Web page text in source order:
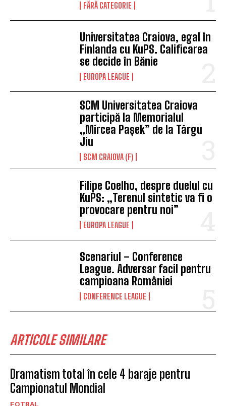
FĂRĂ CATEGORIE
Universitatea Craiova, egal în
Finlanda cu KuPS. Calificarea
se decide în Bănie
EUROPA LEAGUE
SCM Universitatea Craiova
participă la Memorialul
„Mircea Pașek” de la Târgu
Jiu
SCM CRAIOVA (F)
Filipe Coelho, despre duelul cu
KuPS: „Terenul sintetic va fi o
provocare pentru noi”
EUROPA LEAGUE
Scenariul – Conference
League. Adversar facil pentru
campioana României
CONFERENCE LEAGUE
ARTICOLE SIMILARE
Dramatism total în cele 4 baraje pentru
Campionatul Mondial
FOTBAL